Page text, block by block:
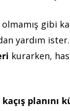
gibi
yardım
kurarken,